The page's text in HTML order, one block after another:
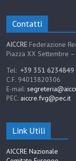
Contatti
AICCRE Federazione
Piazza XX Settembre
Tel:+39 351 6234849
C.F. 94013820306
E-mail:
PEC: aiccre.fvg@pec.it
Link Utili
AICCRE Nazionale